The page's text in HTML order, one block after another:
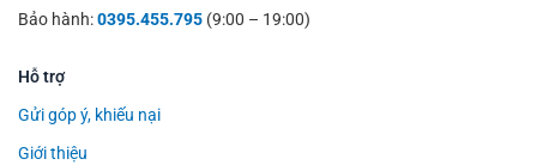
Bảo hành:0395.455.795 (9:00 – 19:00)
Hỗ trợ
Gửi góp ý, khiếu nại
Giới thiệu